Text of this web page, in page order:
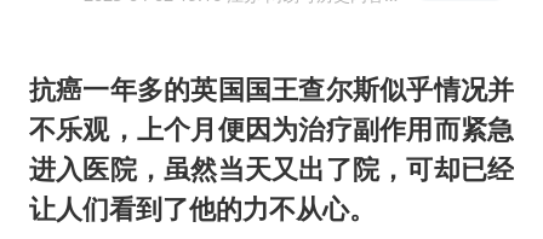
医疗垃圾做手机壳 这也是谋财害命
武契奇：欧洲已处于大战边缘
7月CPI同比上涨0.5% 经济内生增长动力持续增强
部分银行上调存款利率
抗癌一年多的英国国王查尔斯似乎情况并
不乐观，上个月便因为治疗副作用而紧急
进入医院，虽然当天又出了院，可却已经
让人们看到了他的力不从心。